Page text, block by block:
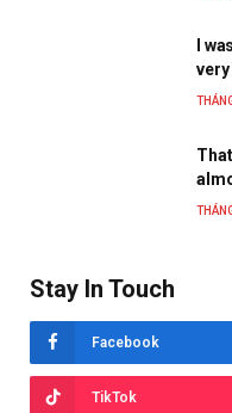
I
Stay In Touch
Facebook
TikTok